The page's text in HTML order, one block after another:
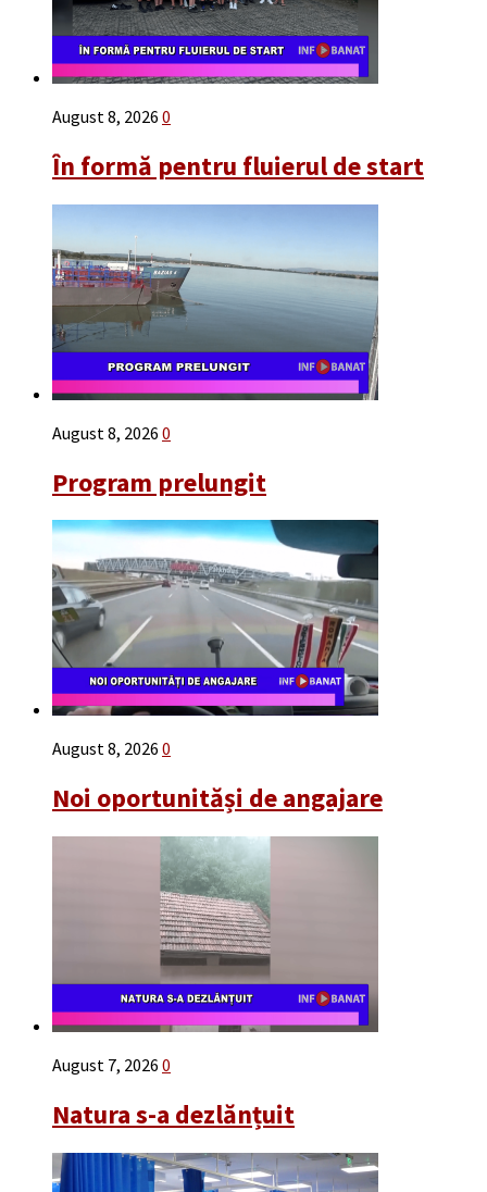
August 8, 2026 0
În formă pentru fluierul de start
August 8, 2026 0
Program prelungit
August 8, 2026 0
Noi oportunităși de angajare
August 7, 2026 0
Natura s-a dezlănțuit